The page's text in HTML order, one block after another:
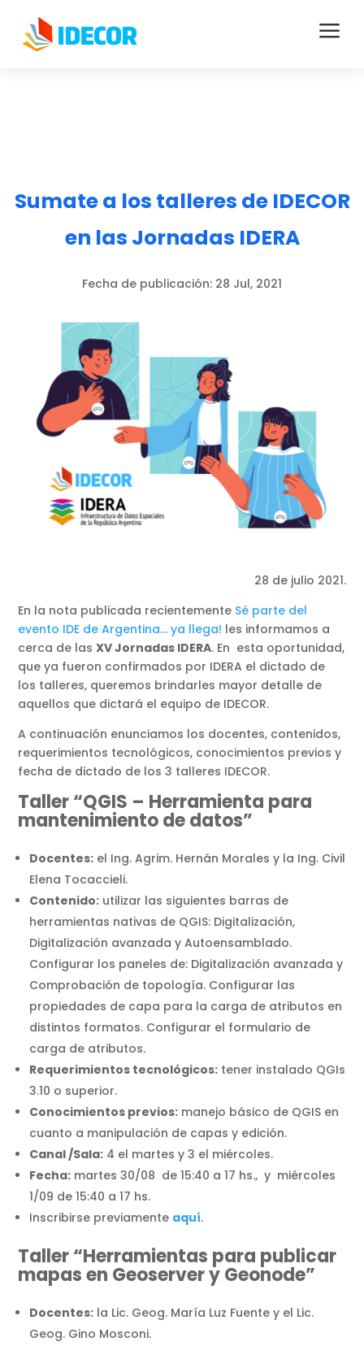
a
Sumate a los talleres de IDECOR
en las Jornadas IDERA
Fecha de publicación: 28 Jul, 2021
28 de julio 2021.
En la nota publicada recientemente Sé parte del
evento IDE de Argentina… ya llega! les informamos a
cerca de lasXV Jornadas IDERA. En esta oportunidad,
que ya fueron confirmados por IDERA el dictado de
los talleres, queremos brindarles mayor detalle de
aquellos que dictará el equipo de IDECOR.
A continuación enunciamos los docentes, contenidos,
requerimientos tecnológicos, conocimientos previos y
fecha de dictado de los 3 talleres IDECOR.
Taller “QGIS – Herramienta para
mantenimiento de datos”
Docentes: el Ing. Agrim. Hernán Morales y la Ing. Civil
Elena Tocaccieli.
Contenido: utilizar las siguientes barras de
herramientas nativas de QGIS: Digitalización,
Digitalización avanzada y Autoensamblado.
Configurar los paneles de: Digitalización avanzada y
Comprobación de topología. Configurar las
propiedades de capa para la carga de atributos en
distintos formatos. Configurar el formulario de
carga de atributos.
Requerimientos tecnológicos: tener instalado QGIs
3.10 o superior.
Conocimientos previos: manejo básico de QGIS en
cuanto a manipulación de capas y edición.
Canal /Sala: 4 el martes y 3 el miércoles.
Fecha: martes 30/08 de 15:40 a 17 hs., y miércoles
1/09 de 15:40 a 17 hs.
Inscribirse previamente aquí.
Taller “Herramientas para publicar
mapas en Geoserver y Geonode”
Docentes: la Lic. Geog. María Luz Fuente y el Lic.
Geog. Gino Mosconi.